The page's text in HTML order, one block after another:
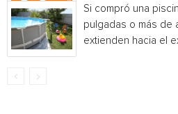
Si compró una
pulgadas o más de
extienden hacia el